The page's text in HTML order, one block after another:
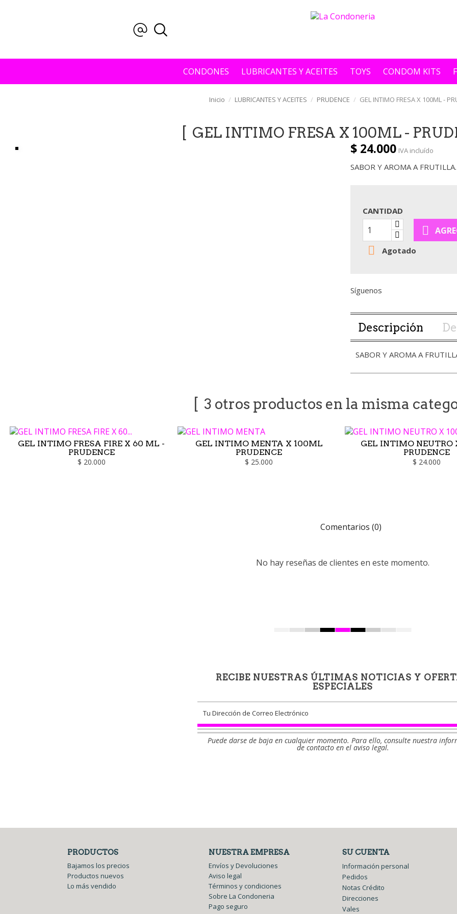
CONDONES LUBRICANTES Y ACEITES TOYS CONDOM KITS
Inicio LUBRICANTES Y ACEITES PRUDENCE GEL INTIMO FRESA X 100ML -
GEL INTIMO FRESA X 100ML -
$ 24.000 IVA incluído
SABOR Y AROMA A FRUTILLA.
CANTIDAD

 Agotado
Síguenos
Descripción
SABOR Y AROMA A
3 otros productos en la misma
GEL INTIMO FRESA FIRE X 60 ML -
PRUDENCE
$ 20.000
GEL INTIMO MENTA X 100ML
PRUDENCE
$ 25.000
GEL INTIMO NEUTRO
PRUDENCE
$ 24.000
Comentarios (0)
No hay reseñas de clientes en este momento.
RECIBE NUESTRAS ÚLTIMAS NOTICIAS Y
ESPECIALES
Puede darse de baja en cualquier momento. Para ello, consulte nuestra
de contacto en el aviso legal.
PRODUCTOS
Bajamos los precios
Productos nuevos
Lo más vendido
NUESTRA EMPRESA
Envíos y Devoluciones
Aviso legal
Términos y condiciones
Sobre La Condoneria
Pago seguro
SU CUENTA
Información personal
Pedidos
Notas Crédito
Direcciones
Vales